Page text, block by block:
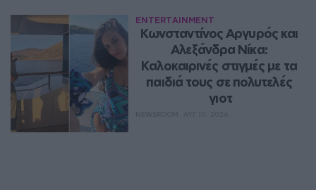
ENTERTAINMENT
Κωνσταντίνος Αργυρός και
Αλεξάνδρα Νίκα:
Καλοκαιρινές στιγμές με τα
παιδιά τους σε πολυτελές
γιοτ